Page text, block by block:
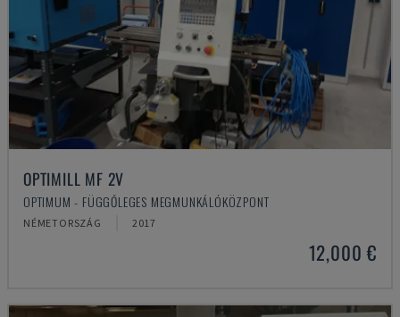
OPTIMILL MF 2V
OPTIMUM - FÜGGŐLEGES MEGMUNKÁLÓKÖZPONT
NÉMETORSZÁG 2017
12,000 €